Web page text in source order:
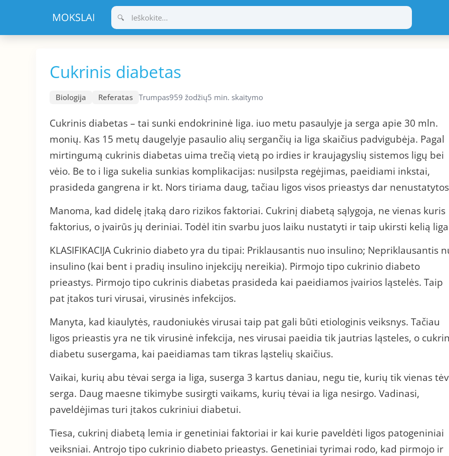
turinio
Cukrinis diabetas
Biologija Referatas Trumpas959 žodžių5 min. skaitymo
Cukrinis diabetas – tai sunki endokrininė liga. iuo metu pasaulyje ja serga apie 30 mln.
monių. Kas 15 metų daugelyje pasaulio alių sergančių ia liga skaičius padvigubėja. Pagal
mirtingumą cukrinis diabetas uima trečią vietą po irdies ir kraujagyslių sistemos ligų bei
vėio. Be to i liga sukelia sunkias komplikacijas: nusilpsta regėjimas, paeidiami inkstai,
prasideda gangrena ir kt. Nors tiriama daug, tačiau ligos visos prieastys dar
Manoma, kad didelę įtaką daro rizikos faktoriai. Cukrinį diabetą sąlygoja, ne vienas kuris
faktorius, o įvairūs jų deriniai. Todėl itin svarbu juos laiku nustatyti ir taip ukirsti kelią
KLASIFIKACIJA Cukrinio diabeto yra du tipai: Priklausantis nuo insulino; Nepriklausantis
insulino (kai bent i pradių insulino injekcijų nereikia). Pirmojo tipo cukrinio diabeto
prieastys. Pirmojo tipo cukrinis diabetas prasideda kai paeidiamos įvairios ląstelės. Taip
pat įtakos turi virusai, virusinės infekcijos.
Manyta, kad kiaulytės, raudoniukės virusai taip pat gali būti etiologinis veiksnys. Tačiau
ligos prieastis yra ne tik virusinė infekcija, nes virusai paeidia tik jautrias ląsteles, o
diabetu susergama, kai paeidiamas tam tikras ląstelių skaičius.
Vaikai, kurių abu tėvai serga ia liga, suserga 3 kartus daniau, negu tie, kurių tik vienas
serga. Daug maesne tikimybe susirgti vaikams, kurių tėvai ia liga nesirgo. Vadinasi,
paveldėjimas turi įtakos cukriniui diabetui.
Tiesa, cukrinį diabetą lemia ir genetiniai faktoriai ir kai kurie paveldėti ligos patogeniniai
veiksniai. Antrojo tipo cukrinio diabeto prieastys. Genetiniai tyrimai rodo, kad pirmojo ir